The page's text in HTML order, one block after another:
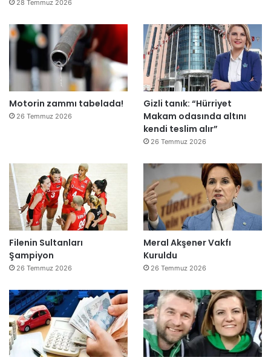
28 Temmuz 2026
Motorin zammı tabelada!
26 Temmuz 2026
Gizli tanık: “Hürriyet
Makam odasında altını
kendi teslim alır”
26 Temmuz 2026
Filenin Sultanları
Şampiyon
26 Temmuz 2026
Meral Akşener Vakfı
Kuruldu
26 Temmuz 2026